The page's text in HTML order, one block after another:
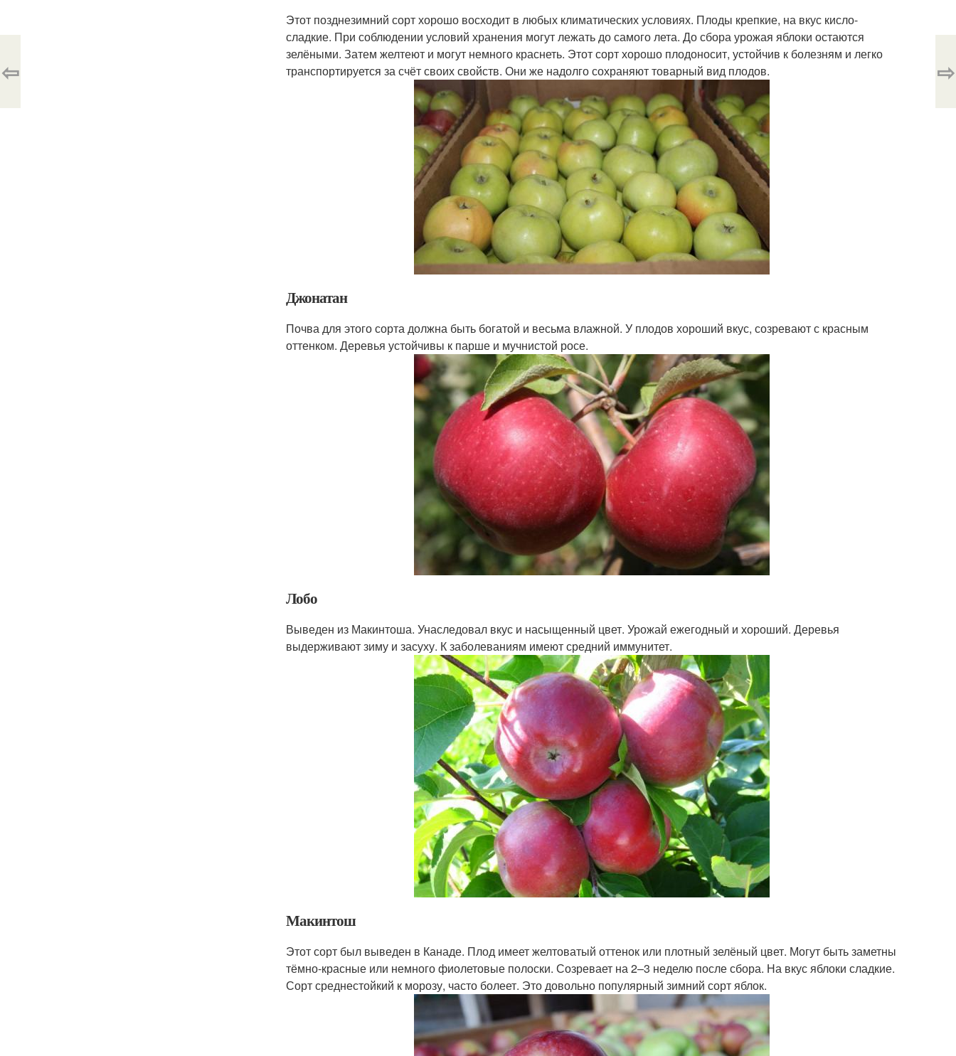
Этот позднезимний сорт хорошо восходит в любых климатических условиях. Плоды крепкие, на вкус кисло-
сладкие. При соблюдении условий хранения могут лежать до самого лета. До сбора урожая яблоки остаются
зелёными. Затем желтеют и могут немного краснеть. Этот сорт хорошо плодоносит, устойчив к болезням и легко
транспортируется за счёт своих свойств. Они же надолго сохраняют товарный вид плодов.
Джонатан
Почва для этого сорта должна быть богатой и весьма влажной. У плодов хороший вкус, созревают с красным
оттенком. Деревья устойчивы к парше и мучнистой росе.
Лобо
Выведен из Макинтоша. Унаследовал вкус и насыщенный цвет. Урожай ежегодный и хороший. Деревья
выдерживают зиму и засуху. К заболеваниям имеют средний иммунитет.
Макинтош
Этот сорт был выведен в Канаде. Плод имеет желтоватый оттенок или плотный зелёный цвет. Могут быть заметны
тёмно-красные или немного фиолетовые полоски. Созревает на 2–3 неделю после сбора. На вкус яблоки сладкие.
Сорт среднестойкий к морозу, часто болеет. Это довольно популярный зимний сорт яблок.
⇦ ⇨